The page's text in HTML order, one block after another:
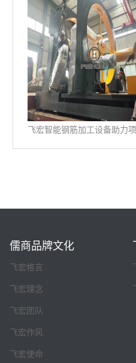
儒商品牌文化
飞宏格言
飞宏理念
飞宏团队
飞宏作风
飞宏使命